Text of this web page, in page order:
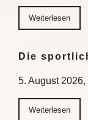
Weiterlesen
Die
5. August
Weiterlesen